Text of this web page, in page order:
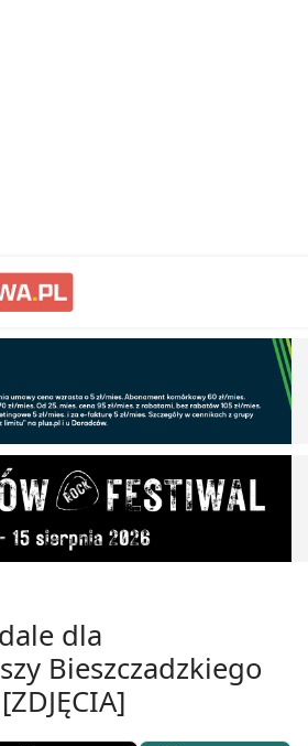
dla
Bieszczadzkiego